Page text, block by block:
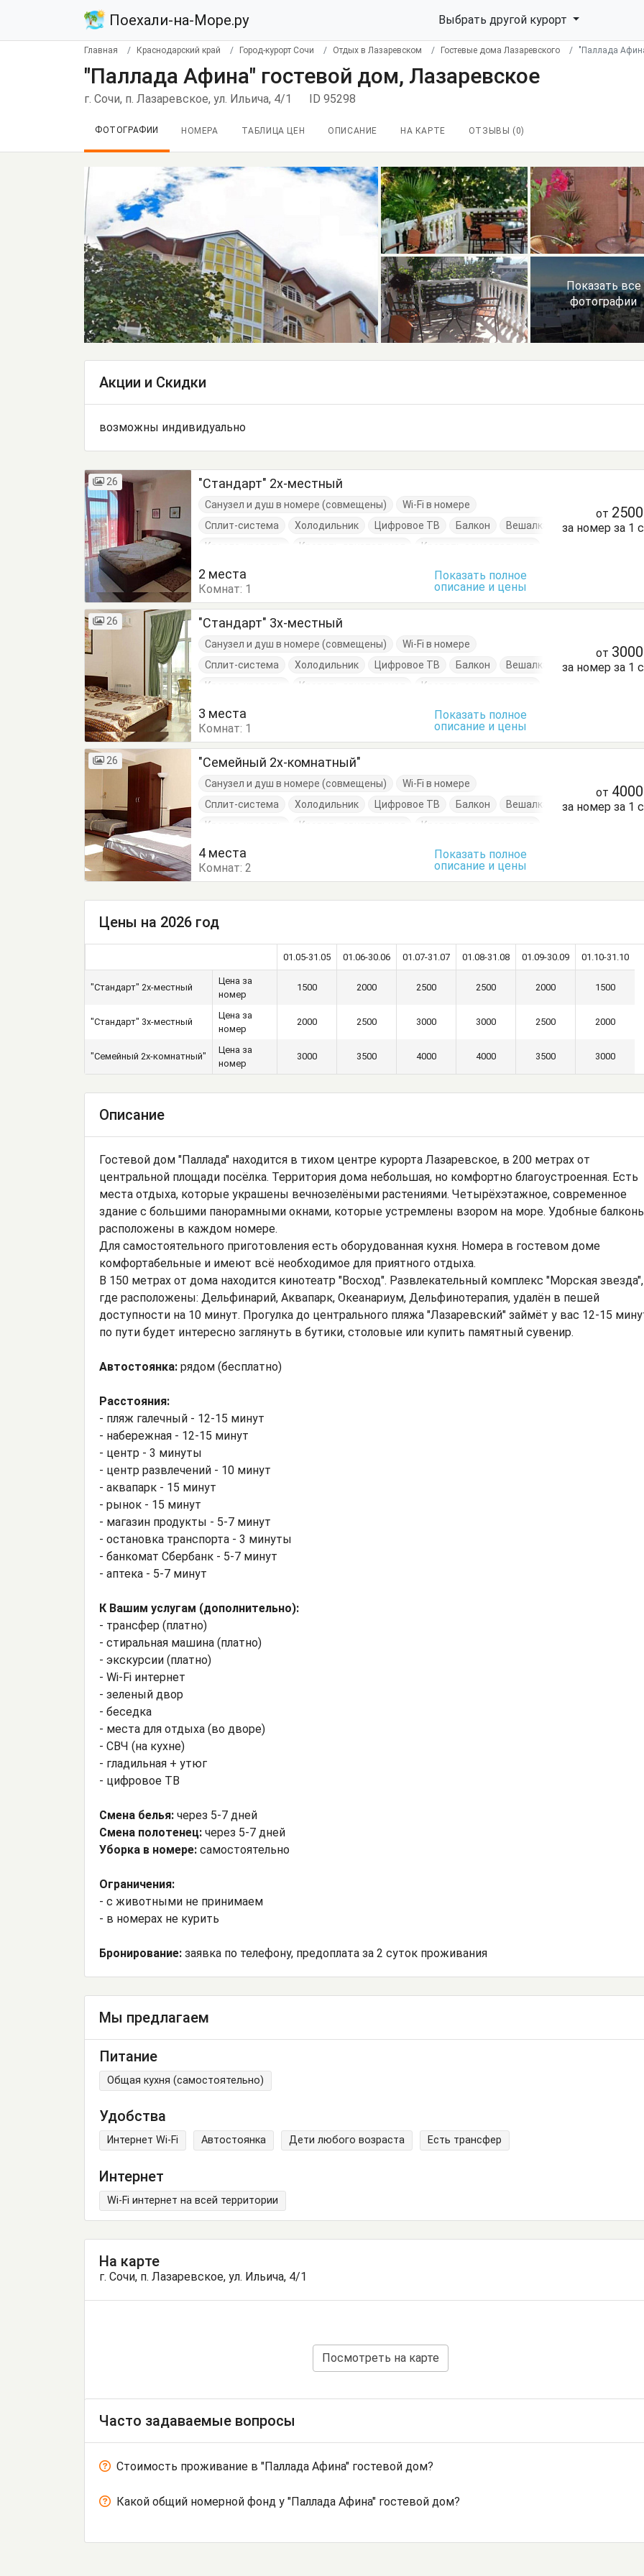
Поехали-на-Море.ру Выбрать другой курорт
Главная Краснодарский край Город-курорт Сочи Отдых в Лазаревском Гостевые дома Лазаревского "Паллада
"Паллада Афина" гостевой дом, Лазаревское
г. Сочи, п. Лазаревское, ул. Ильича, 4/1 ID 95298
ФОТОГРАФИИ НОМЕРА ТАБЛИЦА ЦЕН ОПИСАНИЕ НА КАРТЕ ОТЗЫВЫ ( 0)
Показать все
фотографии
Акции и Скидки
возможны индивидуально
26 "Стандарт" 2х-местный
Санузел и душ в номере (совмещены)
Wi-Fi в номере
Сплит-система
Холодильник Цифровое ТВ Балкон
Вешалка
Кресло-кровать
Кровать двуспальная
Кровать односпальная
от
за номер за 1
2 места
Комнат: 1
Показать полное
описание и цены
26 "Стандарт" 3х-местный
Санузел и душ в номере (совмещены)
Wi-Fi в номере
Сплит-система
Холодильник Цифровое ТВ Балкон
Вешалка
Кресло-кровать
Кровать двуспальная
Кровать односпальная
от
за номер за 1
3 места
Комнат: 1
Показать полное
описание и цены
26 "Семейный 2х-комнатный"
Санузел и душ в номере (совмещены)
Wi-Fi в номере
Сплит-система
Холодильник Цифровое ТВ Балкон
Вешалка
Кресло-кровать
Кровать двуспальная
Кровать односпальная
от
за номер за 1
4 места
Комнат:2
Показать полное
описание и цены
Цены на 2026 год
01.05-31.05 01.06-30.06 01.07-31.07 01.08-31.08 01.09-30.09 01.10-31.10
"Стандарт" 2х-местный
Цена за
номер
1500 2000 2500 2500 2000 1500
"Стандарт" 3х-местный
Цена за
номер
2000 2500 3000 3000 2500 2000
"Семейный 2х-комнатный"
Цена за
номер
3000 3500 4000 4000 3500 3000
Описание
Гостевой дом "Паллада" находится в тихом центре курорта Лазаревское, в 200 метрах от
центральной площади посёлка. Территория дома небольшая, но комфортно благоустроенная. Есть
места отдыха, которые украшены вечнозелёными растениями. Четырёхэтажное, современное
здание с большими панорамными окнами, которые устремлены взором на море. Удобные
расположены в каждом номере.
Для самостоятельного приготовления есть оборудованная кухня. Номера в гостевом доме
комфортабельные и имеют всё необходимое для приятного отдыха.
В 150 метрах от дома находится кинотеатр "Восход". Развлекательный комплекс "Морская звезда",
где расположены: Дельфинарий, Аквапарк, Океанариум, Дельфинотерапия, удалён в пешей
доступности на 10 минут. Прогулка до центрального пляжа "Лазаревский" займёт у вас 12-15
по пути будет интересно заглянуть в бутики, столовые или купить памятный сувенир.
Автостоянка: рядом (бесплатно)
Расстояния:
- пляж галечный - 12-15 минут
- набережная - 12-15 минут
- центр - 3 минуты
- центр развлечений - 10 минут
- аквапарк - 15 минут
- рынок - 15 минут
- магазин продукты - 5-7 минут
- остановка транспорта - 3 минуты
- банкомат Сбербанк - 5-7 минут
- аптека - 5-7 минут
К Вашим услугам (дополнительно):
- трансфер (платно)
- стиральная машина (платно)
- экскурсии (платно)
- Wi-Fi интернет
- зеленый двор
- беседка
- места для отдыха (во дворе)
- СВЧ (на кухне)
- гладильная + утюг
- цифровое ТВ
Смена белья: через 5-7 дней
Смена полотенец: через 5-7 дней
Уборка в номере: самостоятельно
Ограничения:
- с животными не принимаем
- в номерах не курить
Бронирование: заявка по телефону, предоплата за 2 суток проживания
Мы предлагаем
Питание
Общая кухня (самостоятельно)
Удобства
Интернет Wi-Fi Автостоянка Дети любого возраста Есть трансфер
Интернет
Wi-Fi интернет на всей территории
На карте
г. Сочи, п. Лазаревское, ул. Ильича, 4/1
Посмотреть на карте
Часто задаваемые вопросы
Стоимость проживание в "Паллада Афина" гостевой дом?
Какой общий номерной фонд у "Паллада Афина" гостевой дом?